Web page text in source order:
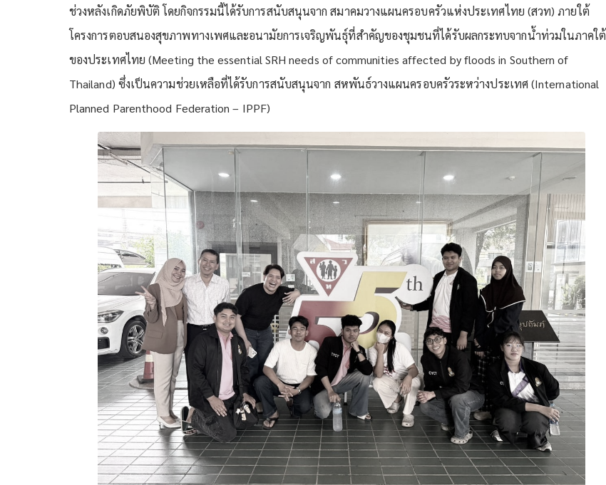
ช่วงหลังเกิดภัยพิบัติ โดยกิจกรรมนี้ได้รับการสนับสนุนจาก สมาคมวางแผนครอบครัวแห่งประเทศไทย (สวท) ภายใต้
โครงการตอบสนองสุขภาพทางเพศและอนามัยการเจริญพันธุ์ที่สำคัญของชุมชนที่ได้รับผลกระทบจากน้ำท่วมในภาคใต้
ของประเทศไทย (Meeting the essential SRH needs of communities affected by floods in Southern of
Thailand) ซึ่งเป็นความช่วยเหลือที่ได้รับการสนับสนุนจาก สหพันธ์วางแผนครอบครัวระหว่างประเทศ (International
Planned Parenthood Federation – IPPF)